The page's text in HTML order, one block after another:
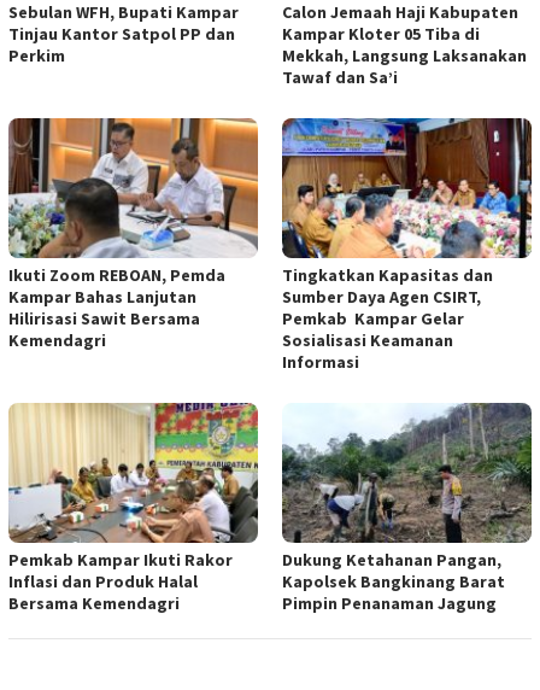
Sebulan WFH, Bupati Kampar
Tinjau Kantor Satpol PP dan
Perkim
Calon Jemaah Haji Kabupaten
Kampar Kloter 05 Tiba di
Mekkah, Langsung Laksanakan
Tawaf dan Sa’i
Ikuti Zoom REBOAN, Pemda
Kampar Bahas Lanjutan
Hilirisasi Sawit Bersama
Kemendagri
Tingkatkan Kapasitas dan
Sumber Daya Agen CSIRT,
Pemkab Kampar Gelar
Sosialisasi Keamanan
Informasi
Pemkab Kampar Ikuti Rakor
Inflasi dan Produk Halal
Bersama Kemendagri
Dukung Ketahanan Pangan,
Kapolsek Bangkinang Barat
Pimpin Penanaman Jagung